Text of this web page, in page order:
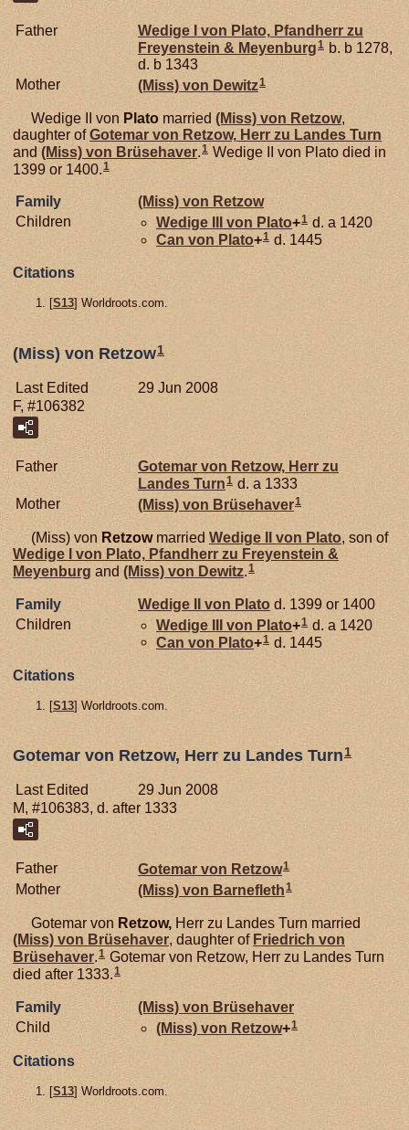
Father Wedige I von Plato, Pfandherr zu
Freyenstein & Meyenburg1 b. b 1278,
d. b 1343
Mother
(Miss) von Dewitz1
Wedige II von Plato married (Miss) von Retzow,
daughter ofGotemar von Retzow, Herr zu Landes Turn
and (Miss) von Brüsehaver.1 Wedige II von Plato died in
1399 or 1400.1
Family (Miss) von Retzow
Children
Wedige III von Plato+1d. a 1420
Can von Plato+1 d. 1445
Citations
[S13] Worldroots.com.
(Miss) von Retzow1
Last Edited
29 Jun 2008
F, #106382
Father Gotemar von Retzow, Herr zu
Landes Turn1 d. a 1333
Mother
(Miss) von Brüsehaver1
(Miss) von Retzowmarried Wedige II von Plato, son of
Wedige I von Plato, Pfandherr zu Freyenstein &
Meyenburg and (Miss) von Dewitz.1
Family Wedige II von Plato d. 1399 or 1400
Children
Wedige III von Plato+1 d. a 1420
Can von Plato+1 d. 1445
Citations
[S13] Worldroots.com.
Gotemar von Retzow, Herr zu Landes Turn 1
Last Edited
29 Jun 2008
M, #106383, d. after 1333
Father Gotemar von Retzow1
Mother (Miss) von Barnefleth1
Gotemar von Retzow, Herr zu Landes Turn married
(Miss) von Brüsehaver, daughter of Friedrich von
Brüsehaver.1 Gotemar von Retzow, Herr zu Landes Turn
died after 1333.1
Family (Miss) von Brüsehaver
Child
(Miss) von Retzow+1
Citations
[S13] Worldroots.com.